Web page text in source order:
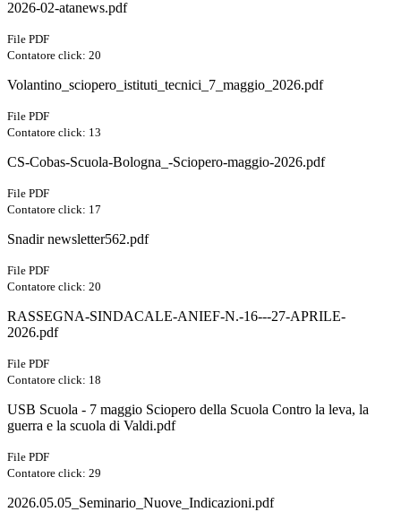
2026-02-atanews.pdf
File PDF
Contatore click: 20
Volantino_sciopero_istituti_tecnici_7_maggio_2026.pdf
File PDF
Contatore click: 13
CS-Cobas-Scuola-Bologna_-Sciopero-maggio-2026.pdf
File PDF
Contatore click: 17
Snadir newsletter562.pdf
File PDF
Contatore click: 20
RASSEGNA-SINDACALE-ANIEF-N.-16---27-APRILE-
2026.pdf
File PDF
Contatore click: 18
USB Scuola - 7 maggio Sciopero della Scuola Contro la leva, la
guerra e la scuola di Valdi.pdf
File PDF
Contatore click: 29
2026.05.05_Seminario_Nuove_Indicazioni.pdf